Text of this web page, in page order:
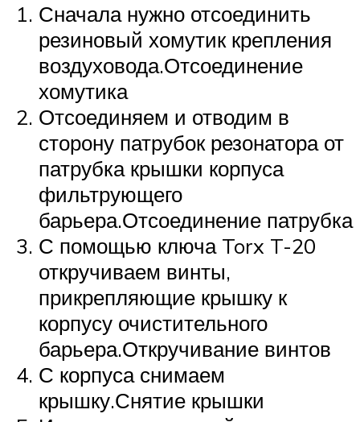
Сначала нужно отсоединить
резиновый хомутик крепления
воздуховода.Отсоединение
хомутика
Отсоединяем и отводим в
сторону патрубок резонатора от
патрубка крышки корпуса
фильтрующего
барьера.Отсоединение патрубка
С помощью ключа Torx T-20
откручиваем винты,
прикрепляющие крышку к
корпусу очистительного
барьера.Откручивание винтов
С корпуса снимаем
крышку.Снятие крышки